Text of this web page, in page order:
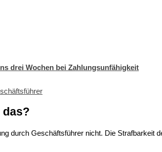
drei Wochen bei Zahlungsunfähigkeit
das?
durch Geschäftsführer nicht. Die Strafbarkeit